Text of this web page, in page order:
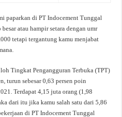
paparkan di PT Indocement Tunggal
atau hampir setara dengan umr
tetapi tergantung kamu menjabat
Tingkat Pengangguran Terbuka (TPT)
turun sebesar 0,63 persen poin
Terdapat 4,15 juta orang (1,98
dari itu jika kamu salah satu dari 5,86
di PT Indocement Tunggal